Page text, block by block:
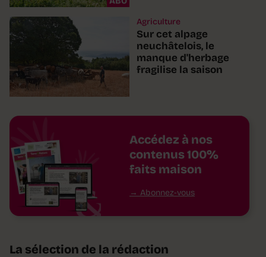
Agriculture
Sur cet alpage
neuchâtelois, le
manque d'herbage
fragilise la saison
Accédez à nos
contenus 100%
faits maison
Abonnez-vous
La sélection de la rédaction